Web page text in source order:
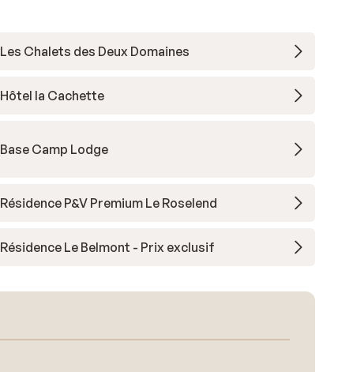
Les Chalets des Deux Domaines
Hôtel la Cachette
Base Camp Lodge
Résidence P&V Premium Le Roselend
Résidence Le Belmont - Prix exclusif